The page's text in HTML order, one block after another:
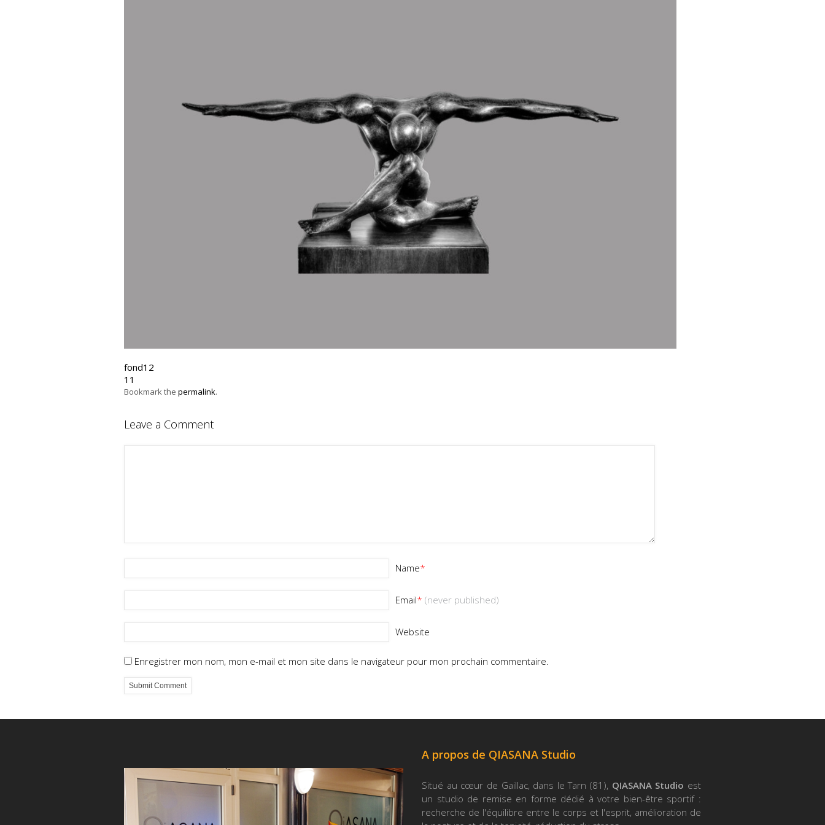
fond12
11
Bookmark the permalink.
Leave a Comment
Name*
Email*(never published)
Website
Enregistrer mon nom, mon e-mail et mon site dans le navigateur pour mon prochain commentaire.
A propos de QIASANA Studio
Situé au cœur de Gaillac, dans le Tarn (81), QIASANA Studio est
un studio de remise en forme dédié à votre bien-être sportif :
recherche de l'équilibre entre le corps et l'esprit, amélioration de